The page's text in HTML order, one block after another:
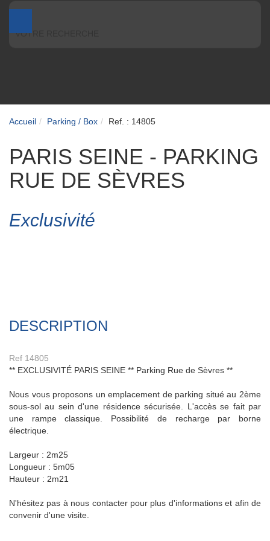
Accueil Parking / Box Ref. : 14805
PARIS SEINE - PARKING
RUE DE SÈVRES
Exclusivité
DESCRIPTION
Ref 14805
** EXCLUSIVITÉ PARIS SEINE ** Parking Rue de Sèvres **
Nous vous proposons un emplacement de parking situé au 2ème
sous-sol au sein d'une résidence sécurisée. L'accès se fait par une
rampe classique. Possibilité de recharge par borne électrique.
Longueur : 5m05
Hauteur : 2m21
convenir d'une visite.